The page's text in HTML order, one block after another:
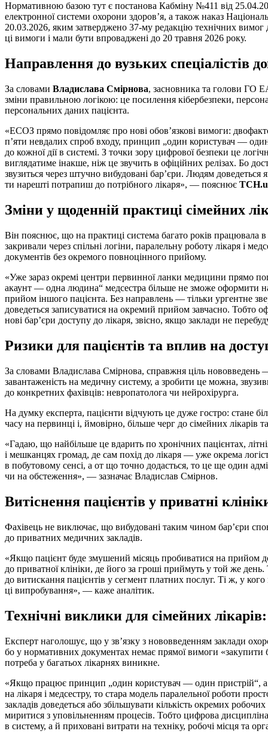
Нормативною базою тут є постанова Кабміну №411 від
електронної системи охорони здоров’я, а також наказ
20.03.2026, яким затверджено 37-му редакцію технічних
ці вимоги і мали бути впроваджені до 20 травня 2026 року.
Направлення до вузьких спеціалістів
За словами Владислава Смірнова, засновника та голови ГО
зміни правильною логікою: це посилення кібербезпеки,
персональних даних пацієнта.
«ЕСОЗ прямо повідомляє про нові обов’язкові вимоги:
п’яти невдалих спроб входу, принцип „один користувач —
до кожної дії в системі. З точки зору цифрової безпеки це
виглядатиме інакше, ніж це звучить в офіційних релізах. Бо
звузиться через штучно вибудовані бар’єри. Людям
ти нарешті потрапиш до потрібного лікаря», — пояснює
Зміни у щоденній практиці сімейних
Він пояснює, що на практиці система багато років працювала
закривали через спільні логіни, паралельну роботу лікаря і
документів без окремого повноцінного прийому.
«Уже зараз окремі центри первинної ланки медицини прямо
акаунт — одна людина“ медсестра більше не зможе оформити
прийом іншого пацієнта. Без направлень — тільки ургентне
доведеться записуватися на окремий прийом завчасно. Тобто
нові бар’єри доступу до лікаря, звісно, якщо заклади не
Ризики для пацієнтів та вплив на
За словами Владислава Смірнова, справжня ціль
завантаженість на медичну систему, а зробити це можна,
до конкретних фахівців: невропатолога чи нейрохірурга.
На думку експерта, пацієнти відчують це дуже гостро: стане
часу на первинці і, ймовірно, більше черг до сімейних лікарів
«Гадаю, що найбільше це вдарить по хронічних пацієнтах,
і мешканцях громад, де сам похід до лікаря — уже окрема
в побутовому сенсі, а от що точно додасться, то це ще один
чи на обстеження», — зазначає Владислав Смірнов.
Витіснення пацієнтів у приватні
Фахівець не виключає, що вибудовані таким чином бар’єри
до приватних медичних закладів.
«Якщо пацієнт буде змушений місяць пробиватися на прийом
до приватної клініки, де його за гроші приймуть у той же
до витискання пацієнтів у сегмент платних послуг. Ті ж, у
ці випробування», — каже аналітик.
Технічні виклики для сімейних
Експерт наголошує, що у зв’язку з нововведенням заклади
бо у нормативних документах немає прямої вимоги «закупити
потреба у багатьох лікарнях виникне.
«Якщо працює принцип „один користувач — один пристрій“, а
на лікаря і медсестру, то стара модель паралельної роботи
закладів доведеться або збільшувати кількість окремих
миритися з уповільненням процесів. Тобто цифрова
в систему, а й приховані витрати на техніку, робочі місця та